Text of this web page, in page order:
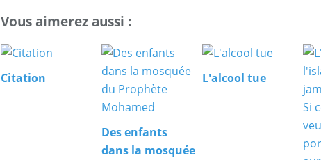
Vous aimerez aussi :
Citation
Des enfants
dans la mosquée
L'alcool tue